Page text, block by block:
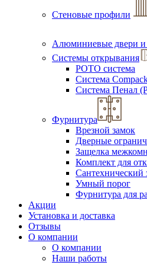
Стеновые профили
Алюминиевые двери и
Системы открывания
РОТО система
Система
Система Пенал
Фурнитура
Врезной замок
Дверные
Защелка
Комплект для
Сантехнический
Умный порог
Фурнитура для
Акции
Установка и доставка
Отзывы
О компании
О компании
Наши работы